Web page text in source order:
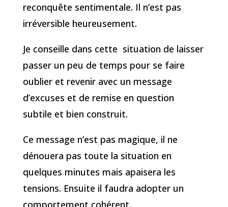
reconquête sentimentale. Il n’est pas
irréversible heureusement.
Je conseille dans cette situation de laisser
passer un peu de temps pour se faire
oublier et revenir avec un message
d’excuses et de remise en question
subtile et bien construit.
Ce message n’est pas magique, il ne
dénouera pas toute la situation en
quelques minutes mais apaisera les
tensions. Ensuite il faudra adopter un
comportement cohérent.